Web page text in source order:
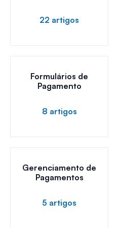
22 artigos
Formulários de
Pagamento
8 artigos
Gerenciamento de
Pagamentos
5 artigos